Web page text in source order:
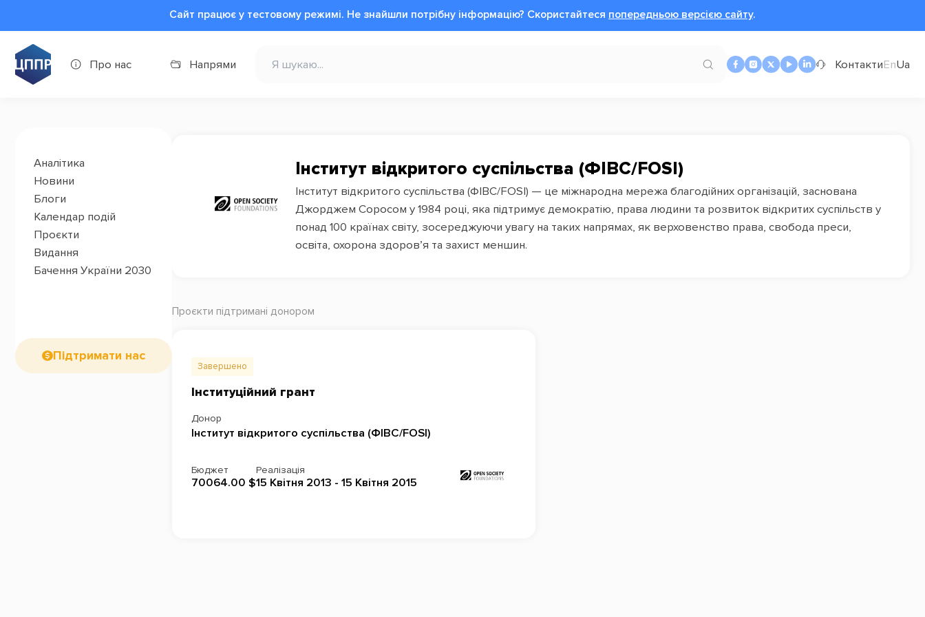
Сайт працює у тестовому режимі. Не знайшли потрібну інформацію? Cкористайтеся попередньою версією сайту.
Про нас Напрями КонтактиEnUa
Аналітика
Новини
Блоги
Календар подій
Проєкти
Видання
Бачення України 2030
Підтримати нас
Інститут відкритого суспільства (ФІВС/FOSI)
Інститут відкритого суспільства (ФІВС/FOSI) — це міжнародна мережа благодійних організацій, заснована
Джорджем Соросом у 1984 році, яка підтримує демократію, права людини та розвиток відкритих суспільств у
понад 100 країнах світу, зосереджуючи увагу на таких напрямах, як верховенство права, свобода преси,
освіта, охорона здоров’я та захист меншин.
Проєкти підтримані донором
Завершено
Інституційний грант
Донор
Інститут відкритого суспільства (ФІВС/FOSI)
Бюджет
70064.00 $
Реалізація
15 Квітня 2013 - 15 Квітня 2015